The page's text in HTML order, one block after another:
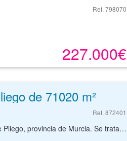
Ref. 798070
227.000€
de 71020 m²
Ref. 872401
Parcela de terreno con una superficie de 71020 m² situada en la localidad de Pliego, provincia de Murcia. Se trata de un terreno clasificado como suelo urbanizable de uso residencial, con una superficie de 71020 m² para la construcción de viviendas en bloque con una edificabilidad de 13489.7 m²t. El inmueble se encuentra ubicado en zona situada en la periferia de la capital, a 7 km de Pliego. La zona no dispone de equipamiento, encontrándose éstos en el entorno más próximo. bancaria, colegio, instituto, etc. Con nuestros servicios podrá conocer las posibilidades reales de este suelo y valorar sus posibilidades de inversión. Empiece ahora mismo pidiendo más información. Un responsable cercano a usted le atenderá personalmente.